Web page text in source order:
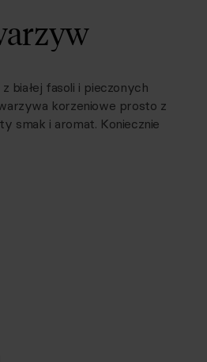
białej fasoli i pieczonych
korzeniowe prosto z
smak i aromat. Koniecznie